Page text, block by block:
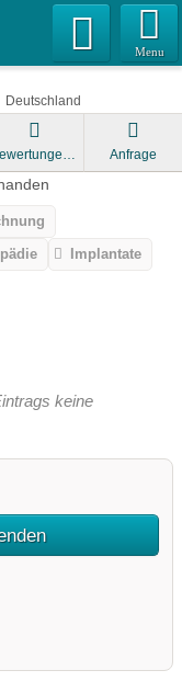
Menu
Deutschland
Bewertungen Anfrage
Implantate
keine